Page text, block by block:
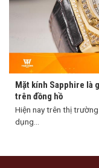
Mặt kính Sapphire là
trên đồng hồ
Hiện nay trên thị
dụng...